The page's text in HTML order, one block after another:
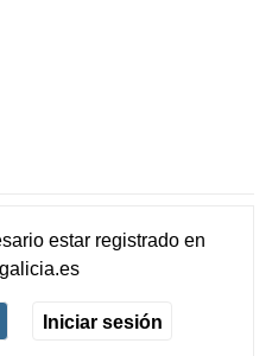
estar registradoen
Iniciar sesión